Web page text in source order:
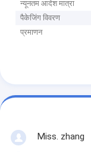
न्यूनतम आदेश मात्रा
पैकेजिंग विवरण
प्रमाणन
Miss. zhang